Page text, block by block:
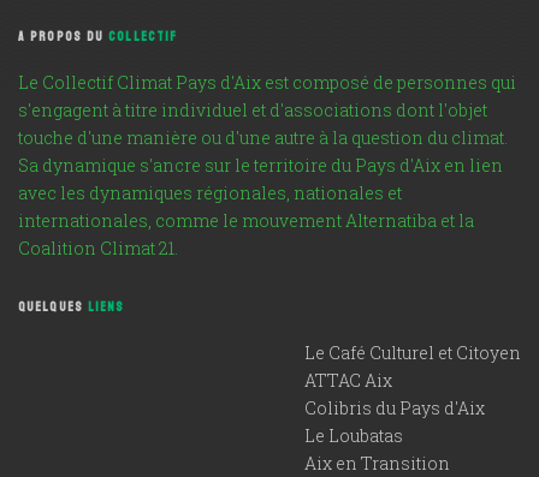
A PROPOS DUCOLLECTIF
Le Collectif Climat Pays d'Aix est composé de personnes qui
s'engagent à titre individuel et d'associations dont l'objet
touche d'une manière ou d'une autre à la question du climat.
Sa dynamique s'ancre sur le territoire du Pays d'Aix en lien
avec les dynamiques régionales, nationales et
internationales, comme le mouvement Alternatiba et la
Coalition Climat 21.
QUELQUES LIENS
Le Café Culturel et Citoyen
ATTAC Aix
Colibris du Pays d'Aix
Le Loubatas
Aix en Transition